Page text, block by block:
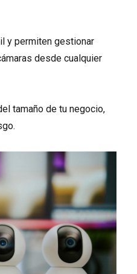
y permiten gestionar
desde cualquier
tamaño de tu negocio,